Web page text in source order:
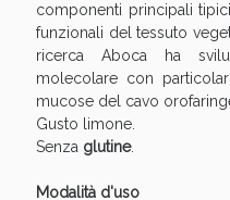
componenti principali
funzionali del tessuto
ricerca Aboca ha
molecolare con
mucose del cavo
Gusto limone.
Senza glutine.
Modalità d'uso
Benessere